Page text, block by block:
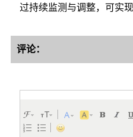
过持续监测与调整，可实
评论：